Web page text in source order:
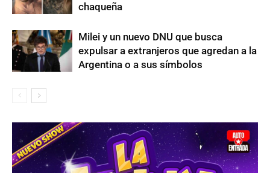
chaqueña
Milei y un nuevo DNU que busca
expulsar a extranjeros que agredan a la
Argentina o a sus símbolos